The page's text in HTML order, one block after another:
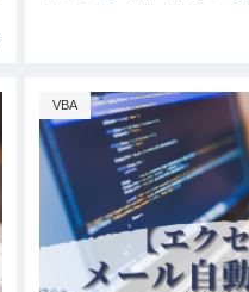
VBA